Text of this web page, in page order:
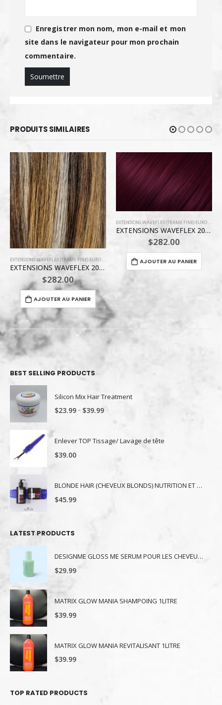
Enregistrer mon nom, mon e-mail et mon
site dans le navigateur pour mon prochain
commentaire.
PRODUITS SIMILAIRES
EXTENSIONS WAVEFLEX (TRAME FINE) EURO PRESTIGE
EXTENSIONS WAVEFLEX 20 » EURO PRESTIGE / #99J (60g)
$282.00
AJOUTER AU PANIER
WAVEFLEX #4 Brun moyen
BEST SELLING PRODUCTS
Silicon Mix Hair Treatment
$23.99– $39.99
Enlever TOP Tissage/ Lavage de tête
$39.00
BLONDE HAIR (CHEVEUX BLONDS) NUTRITION ET NUANCE
$45.99
LATEST PRODUCTS
DESIGNME GLOSS ME SERUM POUR LES CHEVEUX 80ML
$29.99
MATRIX GLOW MANIA SHAMPOING 1LITRE
$39.99
MATRIX GLOW MANIA REVITALISANT 1LITRE
$39.99
TOP RATED PRODUCTS